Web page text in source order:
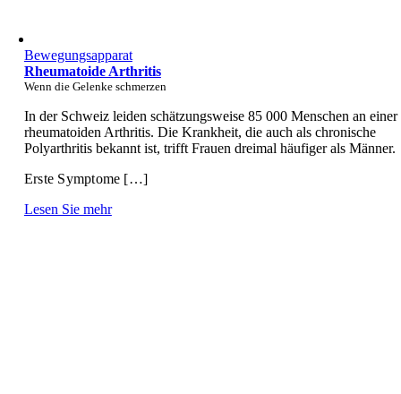
Bewegungsapparat
Rheumatoide Arthritis
Wenn die Gelenke schmerzen
In der Schweiz leiden schätzungsweise 85 000 Menschen an einer
rheumatoiden Arthritis. Die Krankheit, die auch als chronische
Polyarthritis bekannt ist, trifft Frauen dreimal häufiger als Männer.
Erste Symptome […]
Lesen Sie mehr